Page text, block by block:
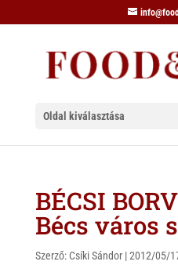
Oldal kiválasztása
BÉCSI
Bécs város
Szerző: Csíki Sándor|2012/05/